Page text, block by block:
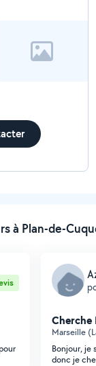
à Plan-de-
Cherche
Marseille
Bonjour, je
donc je